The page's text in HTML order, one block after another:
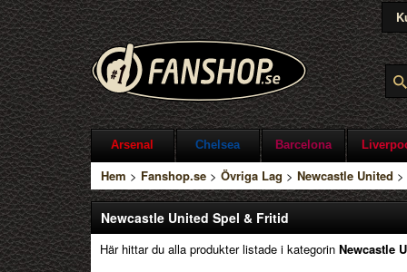
Arsenal Chelsea Barcelona
Hem > Fanshop.se> Övriga Lag > Newcastle United >
Newcastle United Spel & Fritid
Här hittar du alla produkter listade i kategorin Newcastle